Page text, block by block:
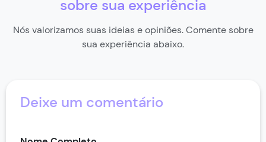
sobre sua experiência
Nós valorizamos suas ideias e opiniões. Comente sobre
sua experiência abaixo.
Deixe um comentário